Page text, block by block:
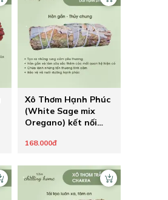
Xô Thơm Hạnh Phúc
(White Sage mix
Oregano) kết nối
mãnh liệt
168.000đ